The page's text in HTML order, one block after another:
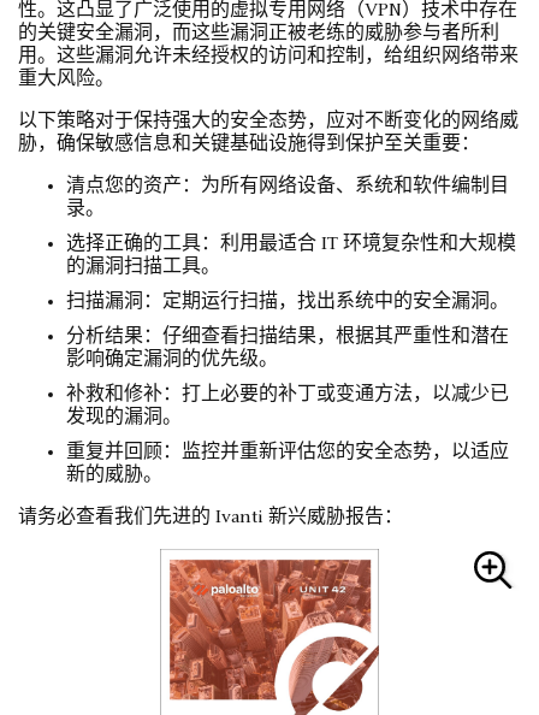
性。这凸显了广泛使用的虚拟专用网络（VPN）技术中存在
的关键安全漏洞，而这些漏洞正被老练的威胁参与者所利
用。这些漏洞允许未经授权的访问和控制，给组织网络带来
重大风险。
以下策略对于保持强大的安全态势，应对不断变化的网络威
胁，确保敏感信息和关键基础设施得到保护至关重要：
清点您的资产：为所有网络设备、系统和软件编制目
录。
选择正确的工具：利用最适合 IT 环境复杂性和大规模
的漏洞扫描工具。
扫描漏洞：定期运行扫描，找出系统中的安全漏洞。
分析结果：仔细查看扫描结果，根据其严重性和潜在
影响确定漏洞的优先级。
补救和修补：打上必要的补丁或变通方法，以减少已
发现的漏洞。
重复并回顾：监控并重新评估您的安全态势，以适应
新的威胁。
请务必查看我们先进的 Ivanti 新兴威胁报告：